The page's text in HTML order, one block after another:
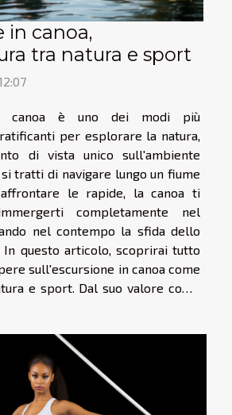
in canoa,
tra natura e sport
canoa è uno dei modi più
per esplorare la natura,
di vista unico sull'ambiente
tratti di navigare lungo un fiume
le rapide, la canoa ti
completamente nel
nel contempo la sfida dello
questo articolo, scoprirai tutto
sull'escursione in canoa come
e sport. Dal suo valore come